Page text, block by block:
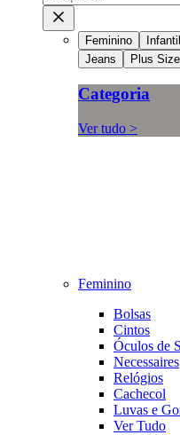
Feminino Infantil
Jeans
Plus Size
Categoria
Ver tudo >
Feminino
Bolsas
Cintos
Óculos de
Necessaires
Relógios
Cachecol
Luvas e
Ver Tudo